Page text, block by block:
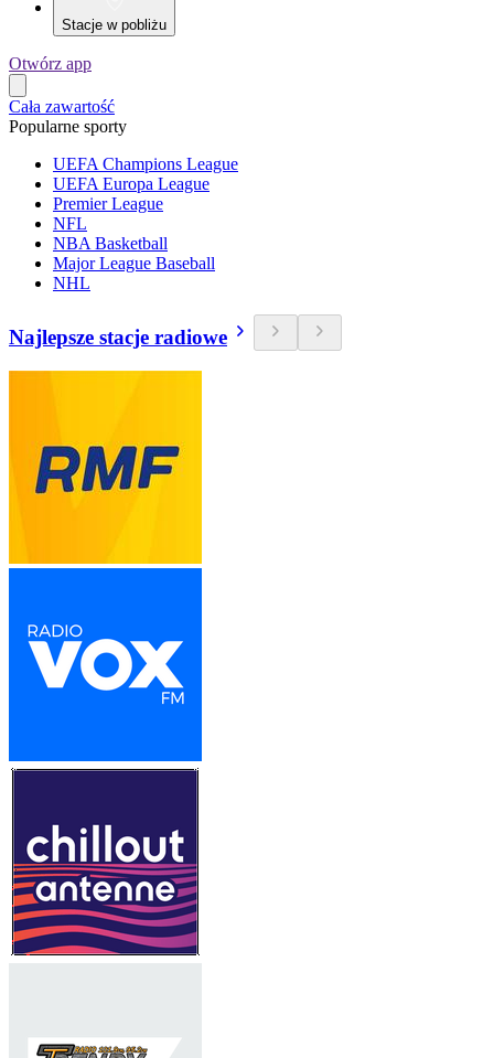
Stacje w pobliżu
Otwórz app
Cała zawartość
Popularne sporty
UEFA Champions League
UEFA Europa League
Premier League
NFL
NBA Basketball
Major League Baseball
NHL
Najlepsze stacje radiowe